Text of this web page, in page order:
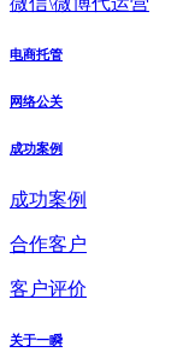
电商托管
网络公关
成功案例
成功案例
合作客户
客户评价
关于一瞬